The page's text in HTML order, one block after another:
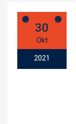
30
Okt
2021